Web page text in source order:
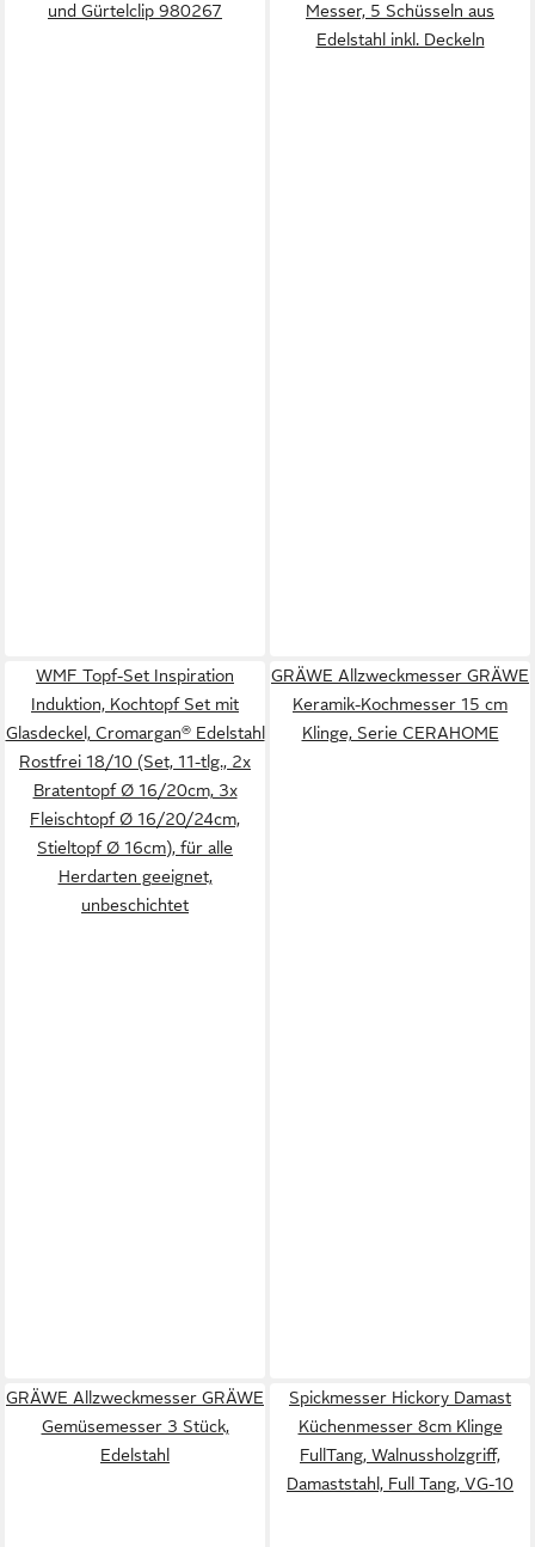
und Gürtelclip 980267
Messer, 5 Schüsseln aus
Edelstahl inkl. Deckeln
WMF Topf-Set Inspiration
Induktion, Kochtopf Set mit
Glasdeckel, Cromargan® Edelstahl
Rostfrei 18/10 (Set, 11-tlg., 2x
Bratentopf Ø 16/20cm, 3x
Fleischtopf Ø 16/20/24cm,
Stieltopf Ø 16cm), für alle
Herdarten geeignet,
unbeschichtet
GRÄWE Allzweckmesser GRÄWE
Keramik-Kochmesser 15 cm
Klinge, Serie CERAHOME
GRÄWE Allzweckmesser GRÄWE
Gemüsemesser 3 Stück,
Edelstahl
Spickmesser Hickory Damast
Küchenmesser 8cm Klinge
FullTang, Walnussholzgriff,
Damaststahl, Full Tang, VG-10